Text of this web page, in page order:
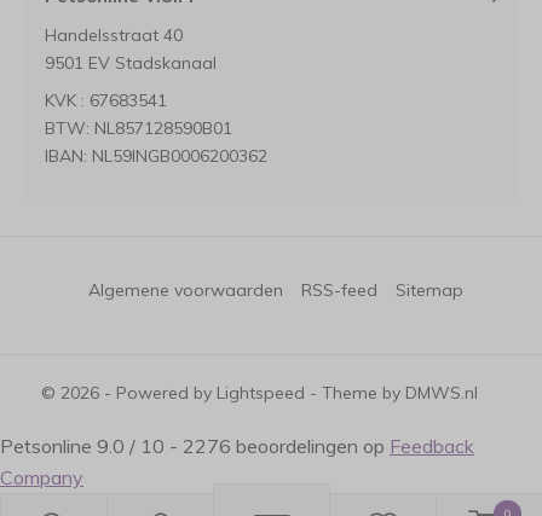
Handelsstraat 40
9501 EV Stadskanaal
KVK : 67683541
BTW: NL857128590B01
IBAN: NL59INGB0006200362
© 2026 - Powered by Lightspeed - Theme by DMWS.nl
Algemene voorwaarden RSS-feed Sitemap
Petsonline 9.0 / 10 - 2276 beoordelingen op Feedback
Company